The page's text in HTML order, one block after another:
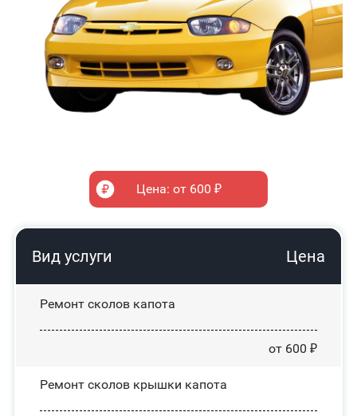
Цена: от 600 ₽
Вид услуги Цена
Ремонт сколов капота
от 600 ₽
Ремонт сколов крышки капота